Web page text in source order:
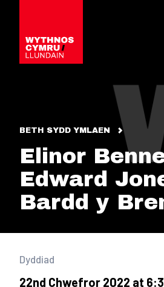
BETH SYDD YMLAEN
Elinor
Edward
Bardd y
Dyddiad
22nd Chwefror 2022 at